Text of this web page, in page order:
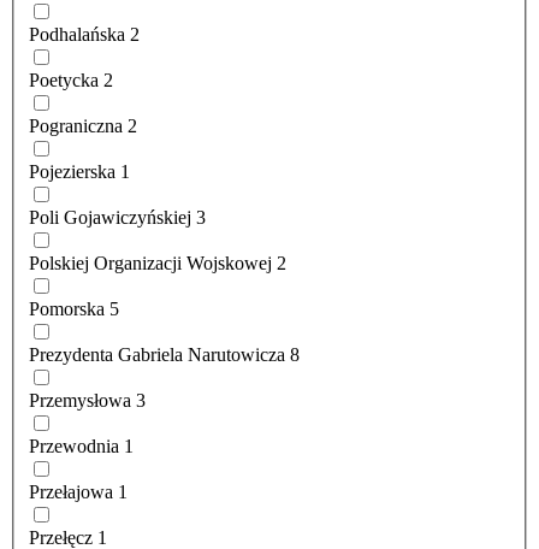
Podhalańska 2
Poetycka 2
Pograniczna 2
Pojezierska 1
Poli Gojawiczyńskiej 3
Polskiej Organizacji Wojskowej 2
Pomorska 5
Prezydenta Gabriela Narutowicza 8
Przemysłowa 3
Przewodnia 1
Przełajowa 1
Przełęcz 1